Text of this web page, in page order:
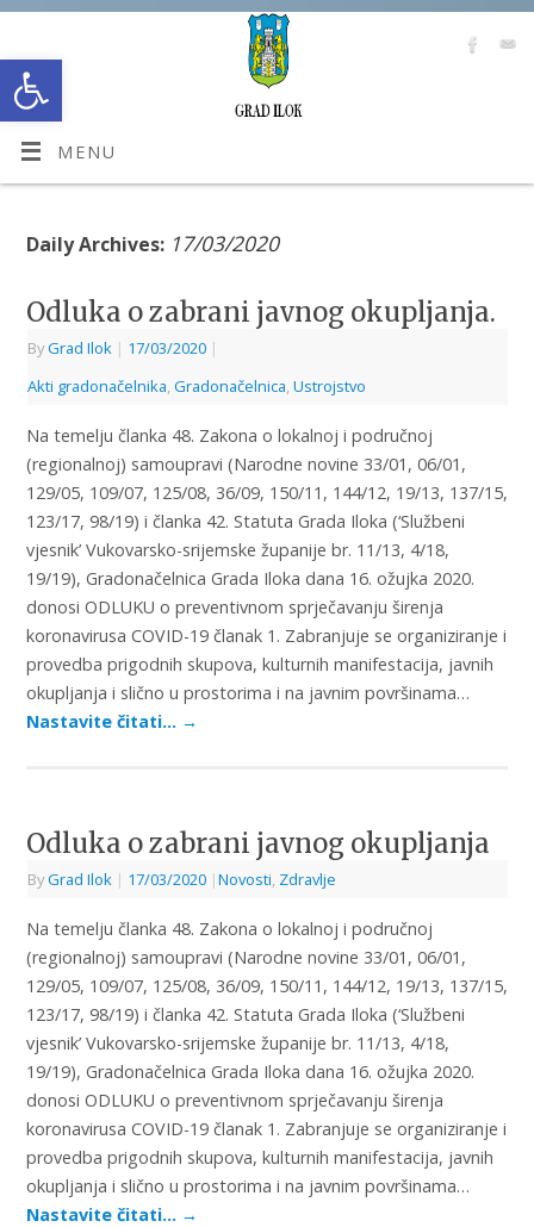
Open toolbar
MENU
Daily Archives: 17/03/2020
Odluka o zabrani javnog okupljanja.
ByGrad Ilok | 17/03/2020 |
Akti gradonačelnika, Gradonačelnica, Ustrojstvo
Na temelju članka 48. Zakona o lokalnoj i područnoj
(regionalnoj) samoupravi (Narodne novine 33/01, 06/01,
129/05, 109/07, 125/08, 36/09, 150/11, 144/12, 19/13, 137/15,
123/17, 98/19) i članka 42. Statuta Grada Iloka (‘Službeni
vjesnik’ Vukovarsko-srijemske županije br. 11/13, 4/18,
19/19), Gradonačelnica Grada Iloka dana 16. ožujka 2020.
donosi ODLUKU o preventivnom sprječavanju širenja
koronavirusa COVID-19 članak 1. Zabranjuje se organiziranje i
provedba prigodnih skupova, kulturnih manifestacija, javnih
okupljanja i slično u prostorima i na javnim površinama…
Nastavite čitati… →
Odluka o zabrani javnog okupljanja
ByGrad Ilok | 17/03/2020 |Novosti Zdravlje
Na temelju članka 48. Zakona o lokalnoj i područnoj
(regionalnoj) samoupravi (Narodne novine 33/01, 06/01,
129/05, 109/07, 125/08, 36/09, 150/11, 144/12, 19/13, 137/15,
123/17, 98/19) i članka 42. Statuta Grada Iloka (‘Službeni
vjesnik’ Vukovarsko-srijemske županije br. 11/13, 4/18,
19/19), Gradonačelnica Grada Iloka dana 16. ožujka 2020.
donosi ODLUKU o preventivnom sprječavanju širenja
koronavirusa COVID-19 članak 1. Zabranjuje se organiziranje i
provedba prigodnih skupova, kulturnih manifestacija, javnih
okupljanja i slično u prostorima i na javnim površinama…
Nastavite čitati… →